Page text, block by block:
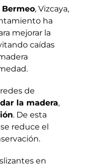
, Vizcaya,
ha
mejorar la
caídas
de
la madera,
. De esta
reduce el
en